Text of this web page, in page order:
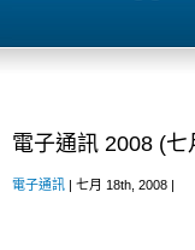
電子通訊 2008 (七
電子通訊 | 七月 18th, 2008 |